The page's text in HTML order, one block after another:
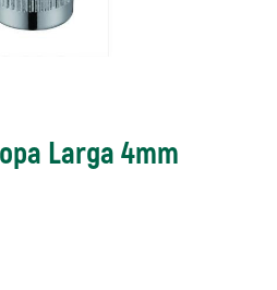
Larga 4mm